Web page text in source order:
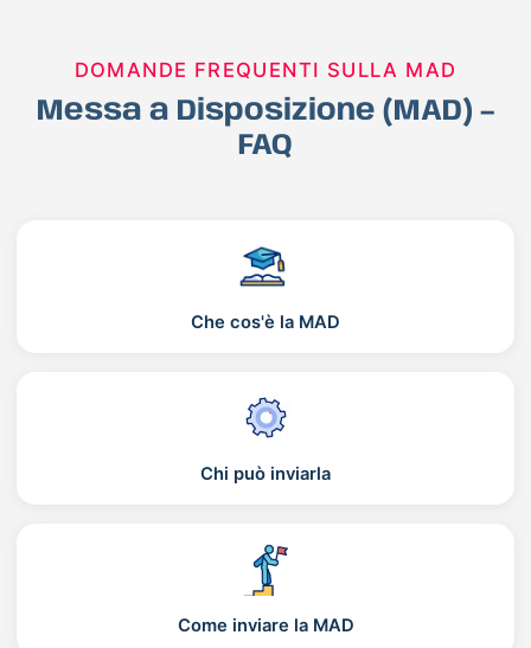
DOMANDE FREQUENTI SULLA MAD
Messa a Disposizione (MAD) –
FAQ
Che cos'è la MAD
Chi può inviarla
Come inviare la MAD